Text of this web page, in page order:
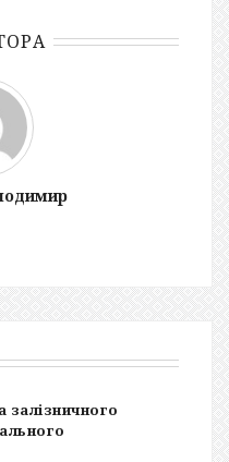
залізничного